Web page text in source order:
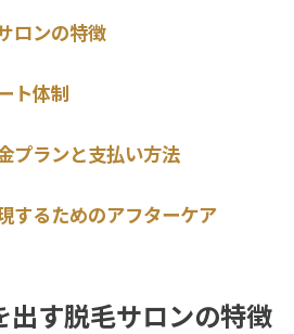
ロンの特徴
ト体制
プランと支払い方法
するためのアフターケア
出す脱毛サロンの特徴